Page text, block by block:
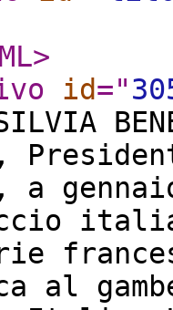
>
id="
a
al